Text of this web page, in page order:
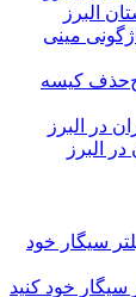
مینی
حذف کیسه
در البرز
سیگار خود کنید